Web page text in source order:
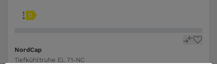
NordCap
Tiefkühltruhe EL 71-NC